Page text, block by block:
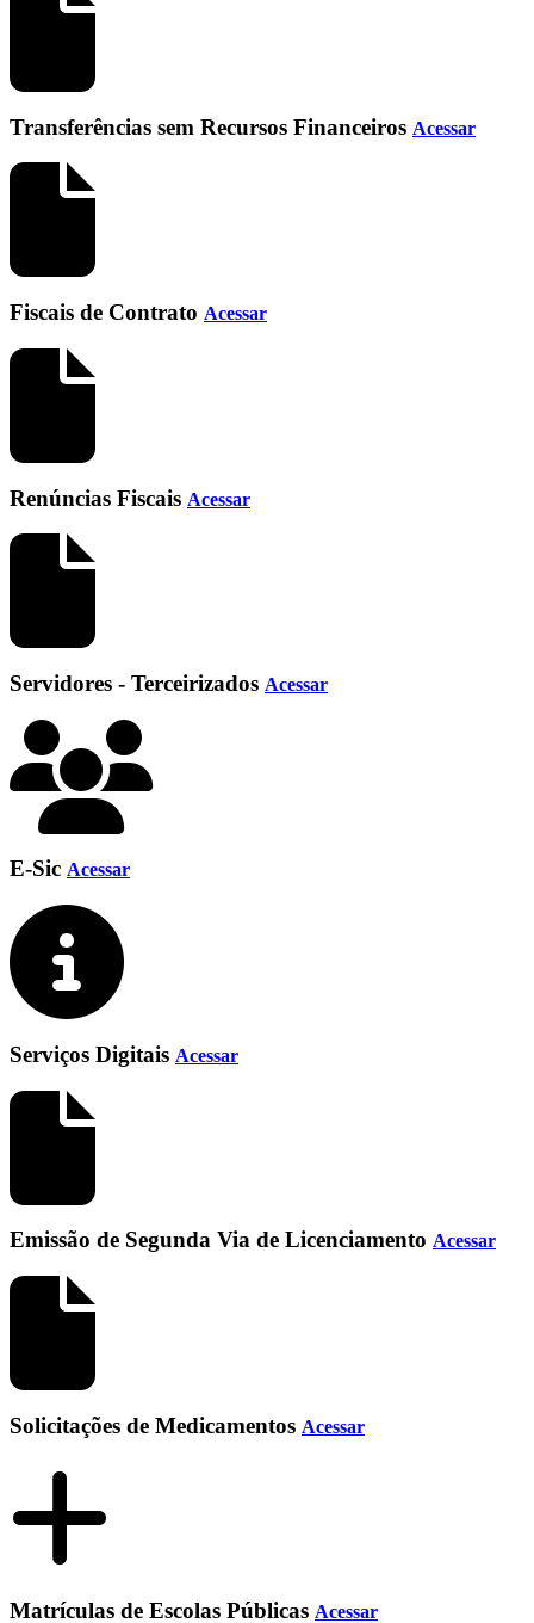
Transferências sem Recursos Financeiros Acessar
Fiscais de Contrato Acessar
Renúncias Fiscais Acessar
Servidores - Terceirizados Acessar
E-Sic Acessar
Serviços Digitais Acessar
Emissão de Segunda Via de Licenciamento Acessar
Solicitações de Medicamentos Acessar
Matrículas de Escolas Públicas Acessar